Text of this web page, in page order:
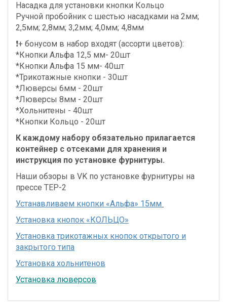
Насадка для установки кнопки Кольцо
Ручной пробойник с шестью насадками на 2мм;
2,5мм; 2,8мм; 3,2мм; 4,0мм; 4,8мм
❗️+ бонусом в набор входят (ассорти цветов):
*Кнопки Альфа 12,5 мм- 20шт
*Кнопки Альфа 15 мм- 40шт
*Трикотажные кнопки - 30шт
*Люверсы 6мм - 20шт
*Люверсы 8мм - 20шт
*Хольнитены - 40шт
*Кнопки Кольцо - 20шт
К каждому набору обязательно прилагается
контейнер с отсеками для хранения и
инструкция по установке фурнитуры.
Наши обзоры в VK по установке фурнитуры на
прессе ТЕР-2
Устанавливаем кнопки «Альфа» 15мм
Установка кнопок «КОЛЬЦО»
Установка трикотажных кнопок открытого и
закрытого типа
Установка хольнитенов
Установка люверсов